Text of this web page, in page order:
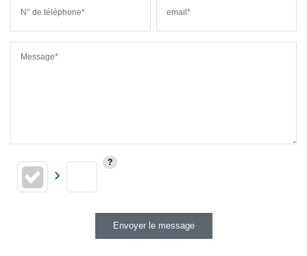
N° de téléphone* email*
Message*
Envoyer le message